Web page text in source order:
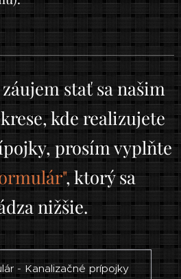
stať sa našim
kde realizujete
prosím vyplňte
, ktorý sa
nižšie.
- Kanalizačné prípojky